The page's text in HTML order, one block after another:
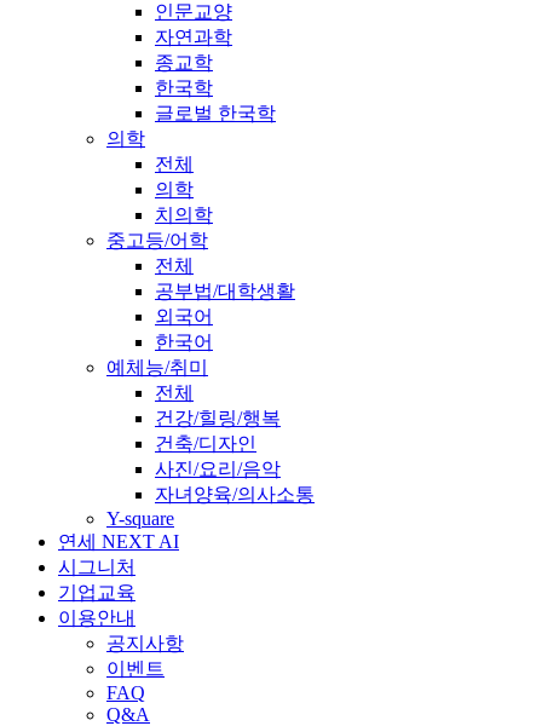
인문교양
자연과학
종교학
한국학
글로벌 한국학
의학
전체
의학
치의학
중고등/어학
전체
공부법/대학생활
외국어
한국어
예체능/취미
전체
건강/힐링/행복
건축/디자인
사진/요리/음악
자녀양육/의사소통
Y-square
연세 NEXT AI
시그니처
기업교육
이용안내
공지사항
이벤트
FAQ
Q&A